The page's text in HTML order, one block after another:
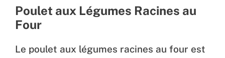
Poulet aux Légumes Racines au
Four
Le poulet aux légumes racines au four est